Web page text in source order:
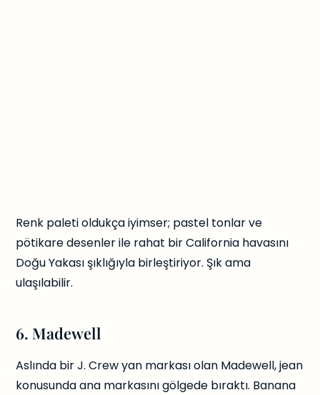
Renk paleti oldukça iyimser; pastel tonlar ve
pötikare desenler ile rahat bir California havasını
Doğu Yakası şıklığıyla birleştiriyor. Şık ama
ulaşılabilir.
6. Madewell
Aslında bir J. Crew yan markası olan Madewell, jean
konusunda ana markasını gölgede bıraktı. Banana